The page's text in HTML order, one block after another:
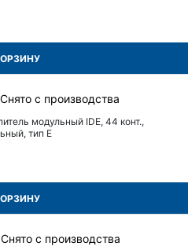
модульный IDE, 44 конт.,
тип E